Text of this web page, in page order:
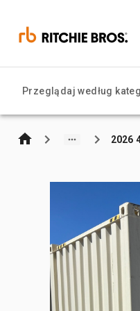
Przeglądaj według
2026